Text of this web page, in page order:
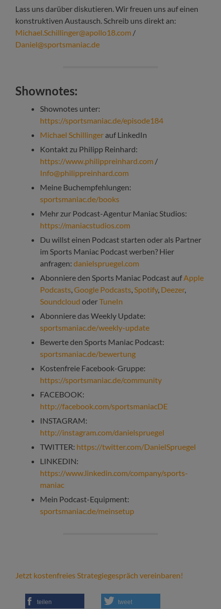
Lass uns darüber diskutieren. Wir freuen uns auf einen
konstruktiven Austausch. Schreib uns direkt an:
Michael.Schillinger@apollo18.com /
Daniel@sportsmaniac.de
Shownotes:
Shownotes unter:
https://sportsmaniac.de/episode184
Michael Schillinger auf LinkedIn
Kontakt zu Philipp Reinhard:
https://www.philippreinhard.com /
Info@philippreinhard.com
Meine Buchempfehlungen:
sportsmaniac.de/books
Mehr zur Podcast-Agentur Maniac Studios:
https://maniacstudios.com
Du willst einen Podcast starten oder als Partner
im Sports Maniac Podcast werben? Hier
anfragen:danielspruegel.com
Abonniere den Sports Maniac Podcast auf Apple
Podcasts ,Google Podcasts Spotify, Deezer,
Soundcloud oderTuneIn
Abonniere das Weekly Update:
sportsmaniac.de/weekly-update
Bewerte den Sports Maniac Podcast:
sportsmaniac.de/bewertung
Kostenfreie Facebook-Gruppe:
https://sportsmaniac.de/community
FACEBOOK:
http://facebook.com/sportsmaniacDE
INSTAGRAM:
http://instagram.com/danielspruegel
TWITTER: https://twitter.com/DanielSpruegel
LINKEDIN:
https://www.linkedin.com/company/sports-
maniac
Mein Podcast-Equipment:
sportsmaniac.de/meinsetup
Jetzt kostenfreies Strategiegespräch vereinbaren!
teilen tweet